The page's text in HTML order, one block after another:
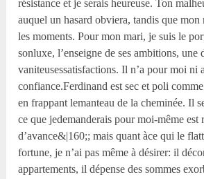
résistance et je serais heureuse. Ton
auquel un hasard obviera, tandis que mon
les moments. Pour mon mari, je suis le
sonluxe, l’enseigne de ses ambitions, une
vaniteusessatisfactions. Il n’a pour moi ni
confiance.Ferdinand est sec et poli
en frappant lemanteau de la cheminée. Il
ce que jedemanderais pour moi-même est
d’avance&|160;; mais quant àce qui le
fortune, je n’ai pas même à désirer: il
appartements, il dépense des sommes